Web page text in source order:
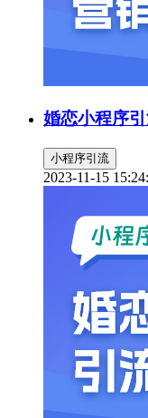
婚恋小程序
小程序引流
2023-11-15